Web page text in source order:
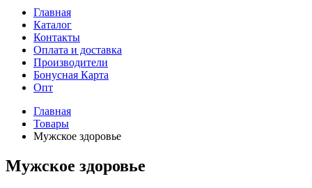
Главная
Каталог
Контакты
Оплата и доставка
Производители
Бонусная Карта
Опт
Главная
Товары
Мужское здоровье
Мужское здоровье